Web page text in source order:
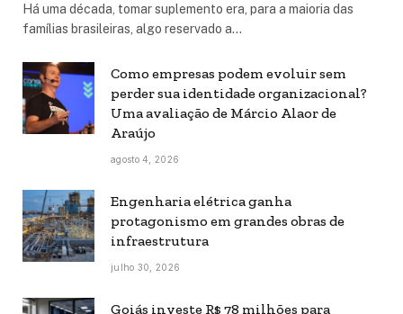
Há uma década, tomar suplemento era, para a maioria das
famílias brasileiras, algo reservado a…
Como empresas podem evoluir sem
perder sua identidade organizacional?
Uma avaliação de Márcio Alaor de
Araújo
agosto 4, 2026
Engenharia elétrica ganha
protagonismo em grandes obras de
infraestrutura
julho 30, 2026
Goiás investe R$ 78 milhões para